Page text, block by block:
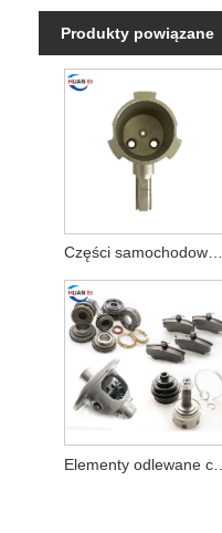
Produkty powiązane
Części samochodowe odlewane ciśnieniowo ze stopu cynku